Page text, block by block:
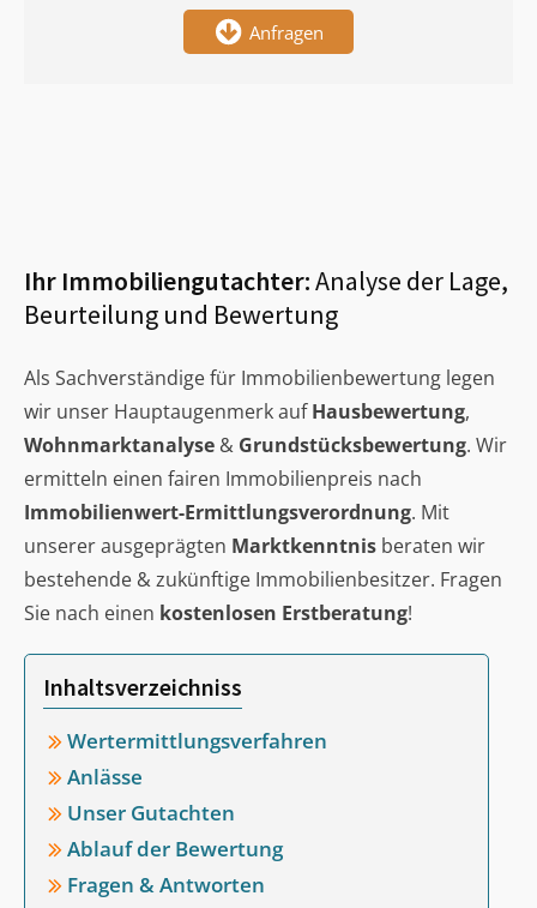
Anfragen
Ihr Immobiliengutachter:Analyse der Lage,
Beurteilung und Bewertung
Als Sachverständige für Immobilienbewertung legen
wir unser Hauptaugenmerk aufHausbewertung,
Wohnmarktanalyse & Grundstücksbewertung. Wir
ermitteln einen fairen Immobilienpreis nach
Immobilienwert-Ermittlungsverordnung. Mit
unserer ausgeprägten Marktkenntnis beraten wir
bestehende & zukünftige Immobilienbesitzer. Fragen
Sie nach einen kostenlosen Erstberatung!
Inhaltsverzeichniss
Wertermittlungsverfahren
Anlässe
Unser Gutachten
Ablauf der Bewertung
Fragen & Antworten